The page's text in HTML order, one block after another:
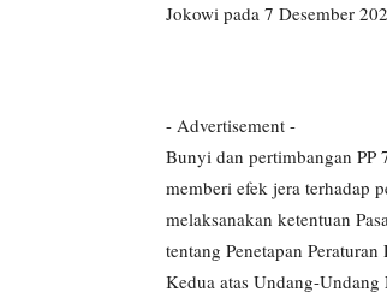
Jokowi pada 7 Desember
- Advertisement -
Bunyi dan pertimbangan PP
memberi efek jera terhadap
melaksanakan ketentuan
tentang Penetapan
Kedua atas Undang-